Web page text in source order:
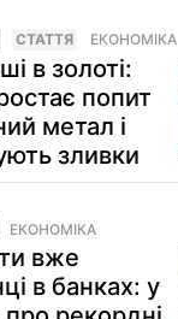
СТАТТЯ ЕКОНОМІКА
в золоті:
попит
метал і
зливки
ЕКОНОМІКА
вже
в банках: у